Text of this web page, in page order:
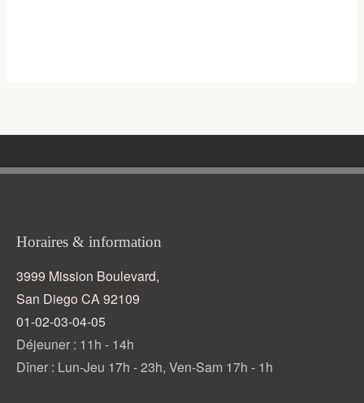
Horaires & information
3999 Mission Boulevard,
San Diego CA 92109
01-02-03-04-05
Déjeuner : 11h - 14h
Dîner : Lun-Jeu 17h - 23h, Ven-Sam 17h - 1h